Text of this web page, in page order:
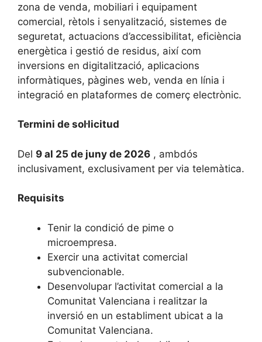
zona de venda, mobiliari i equipament
comercial, rètols i senyalització, sistemes de
seguretat, actuacions d’accessibilitat, eficiència
energètica i gestió de residus, així com
inversions en digitalització, aplicacions
informàtiques, pàgines web, venda en línia i
integració en plataformes de comerç electrònic.
Termini de sol·licitud
Del 9 al 25 de juny de 2026 , ambdós
inclusivament, exclusivament per via telemàtica.
Requisits
Tenir la condició de pime o
microempresa.
Exercir una activitat comercial
subvencionable.
Desenvolupar l’activitat comercial a la
Comunitat Valenciana i realitzar la
inversió en un establiment ubicat a la
Comunitat Valenciana.